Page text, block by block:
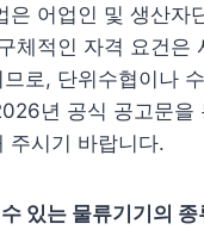
은 어업인 및 생산자
체적인 자격 요건은
로, 단위수협이나
년 공식 공고문을
주시기 바랍니다.
있는 물류기기의